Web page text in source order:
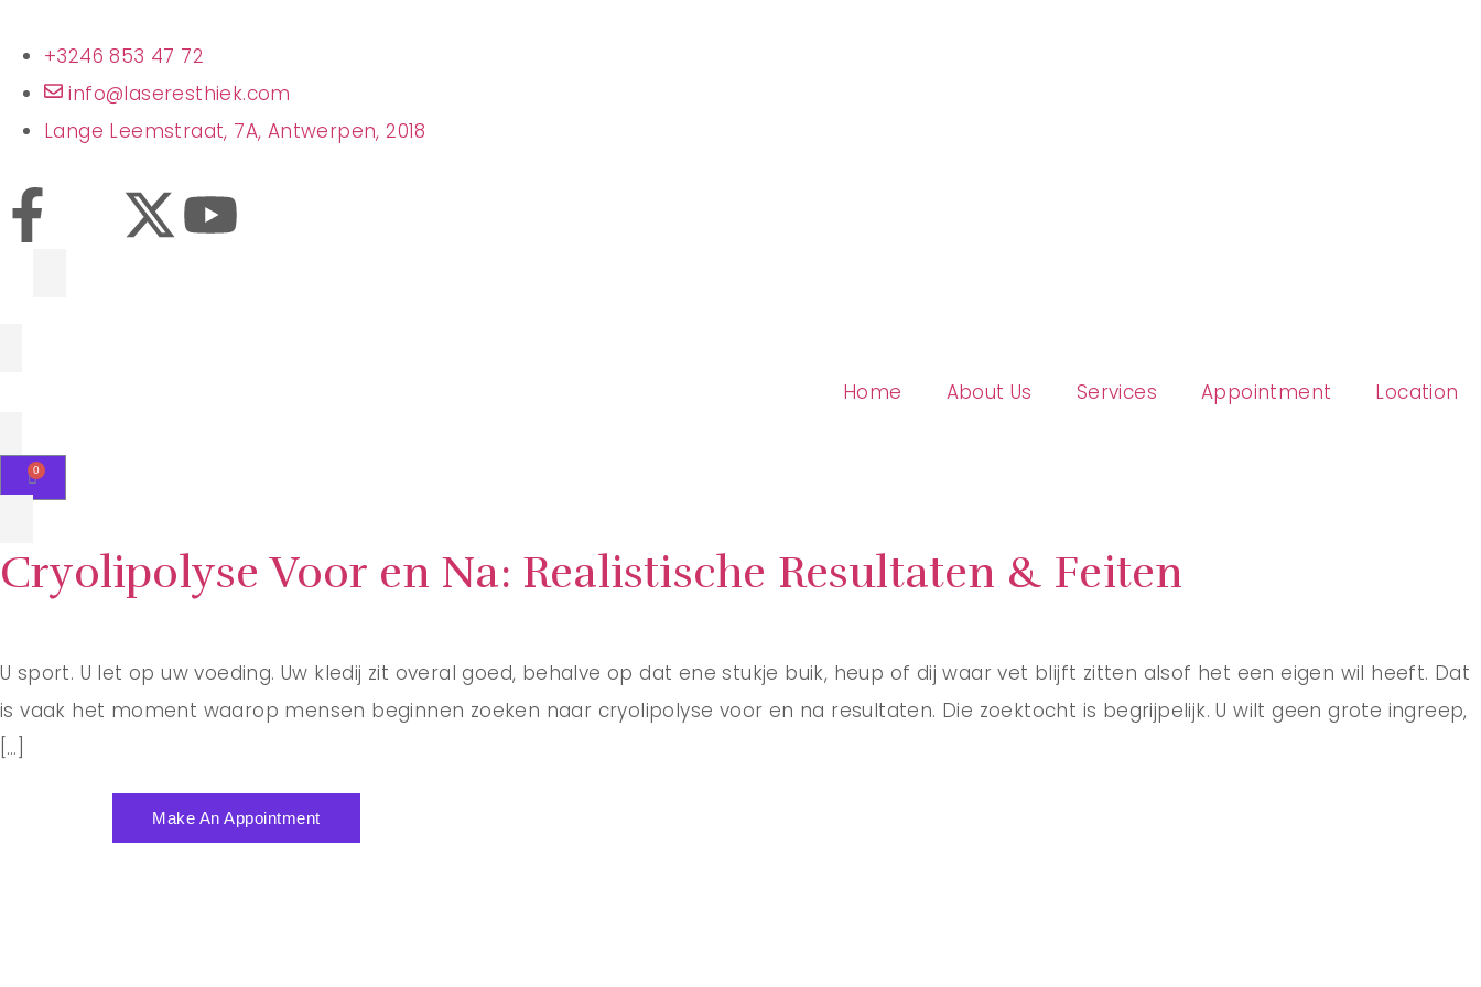
+3246 853 47 72
info@laseresthiek.com
Lange Leemstraat, 7A, Antwerpen, 2018
Home About Us Services Appointment Location
Cryolipolyse Voor en Na: Realistische Resultaten & Feiten
U sport. U let op uw voeding. Uw kledij zit overal goed, behalve op dat ene stukje buik, heup of dij waar vet blijft zitten alsof het een eigen wil heeft. Dat
is vaak het moment waarop mensen beginnen zoeken naar cryolipolyse voor en na resultaten. Die zoektocht is begrijpelijk. U wilt geen grote ingreep,
[…]
Make An Appointment